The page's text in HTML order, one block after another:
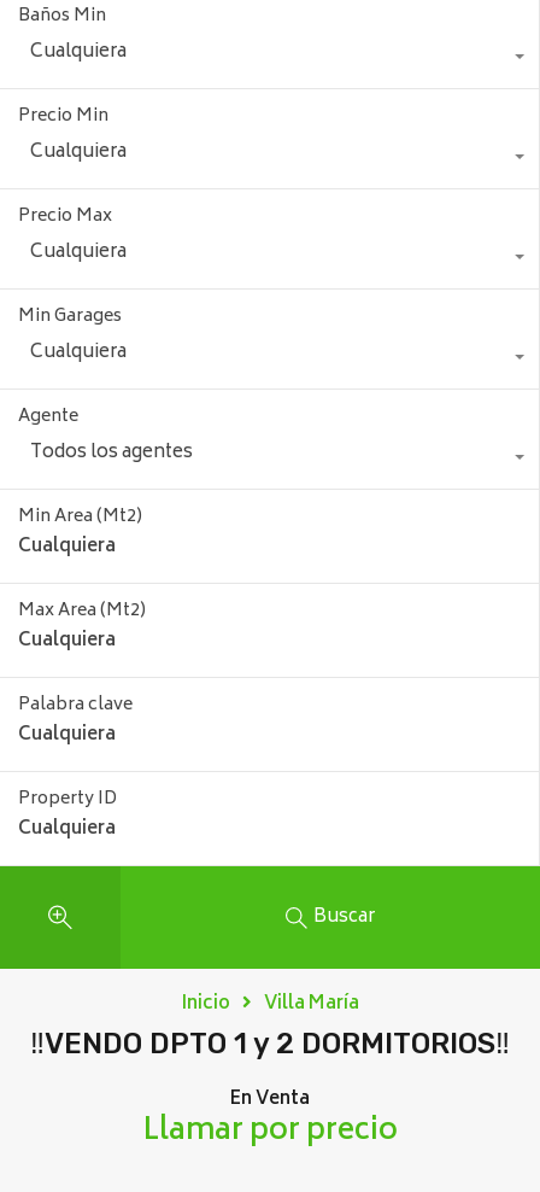
Baños Min
Cualquiera
Precio Min
Cualquiera
Precio Max
Cualquiera
Min Garages
Cualquiera
Agente
Todos los agentes
Min Area(Mt2)
Max Area(Mt2)
Palabra clave
Property ID
Buscar
Inicio Villa María
‼️VENDO DPTO 1 y 2 DORMITORIOS‼️
En Venta
Llamar por precio